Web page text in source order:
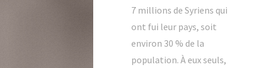
7 millions de Syriens qui
ont fui leur pays, soit
environ 30 % de la
population. À eux seuls,